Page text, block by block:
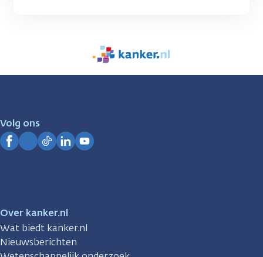
We
zijn
Volg ons
Over kanker.nl
Wat biedt kanker.nl
Nieuwsberichten